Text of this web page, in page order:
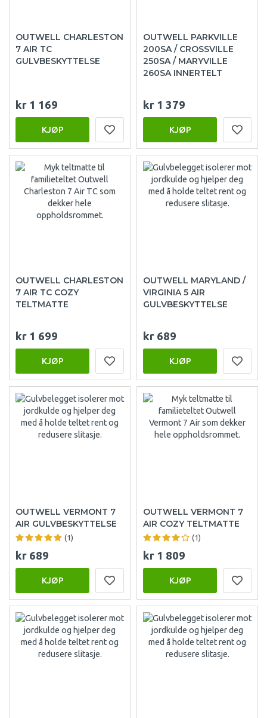
OUTWELL CHARLESTON
7 AIR TC
GULVBESKYTTELSE
kr 1 169
KJØP
OUTWELL PARKVILLE
200SA / CROSSVILLE
250SA / MARYVILLE
260SA INNERTELT
kr 1 379
KJØP
OUTWELL CHARLESTON
7 AIR TC COZY
TELTMATTE
kr 1 699
KJØP
OUTWELL MARYLAND /
VIRGINIA 5 AIR
GULVBESKYTTELSE
kr 689
KJØP
OUTWELL VERMONT 7
AIR GULVBESKYTTELSE
(1)
kr 689
KJØP
OUTWELL VERMONT 7
AIR COZY TELTMATTE
(1)
kr 1 809
KJØP